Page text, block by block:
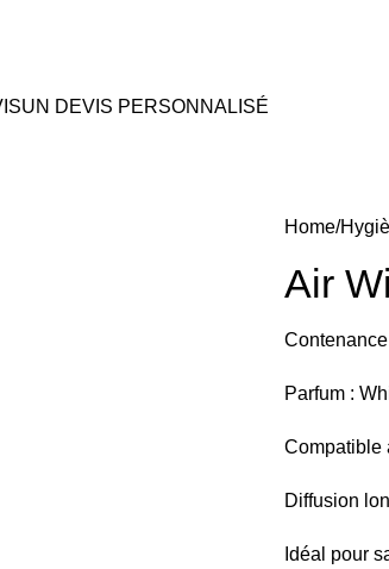
UN DEVIS PERSONNALISÉ
Home
Air
Contenance
Parfum :
Compatible
Diffusion
Idéal pour